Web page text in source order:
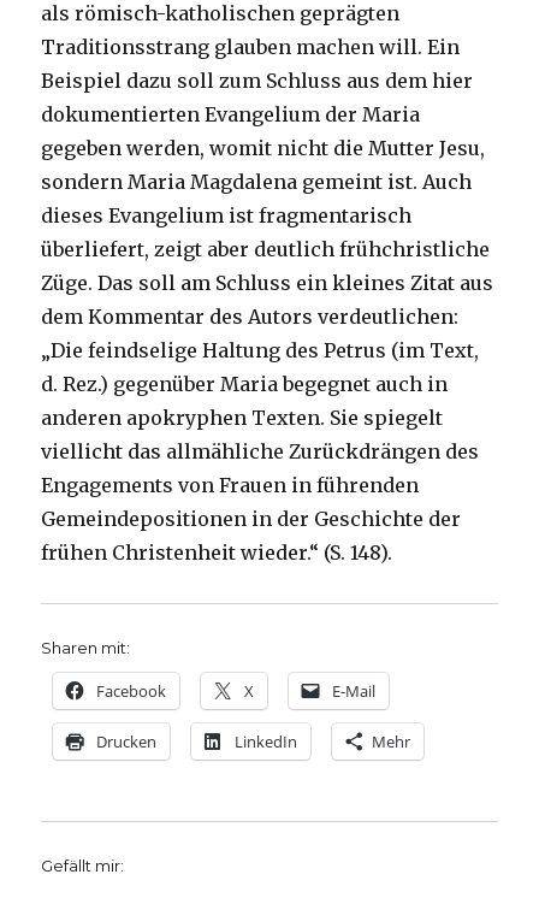
als römisch-katholischen geprägten
Traditionsstrang glauben machen will. Ein
Beispiel dazu soll zum Schluss aus dem hier
dokumentierten Evangelium der Maria
gegeben werden, womit nicht die Mutter Jesu,
sondern Maria Magdalena gemeint ist. Auch
dieses Evangelium ist fragmentarisch
überliefert, zeigt aber deutlich frühchristliche
Züge. Das soll am Schluss ein kleines Zitat aus
dem Kommentar des Autors verdeutlichen:
„Die feindselige Haltung des Petrus (im Text,
d. Rez.) gegenüber Maria begegnet auch in
anderen apokryphen Texten. Sie spiegelt
viellicht das allmähliche Zurückdrängen des
Engagements von Frauen in führenden
Gemeindepositionen in der Geschichte der
frühen Christenheit wieder.“ (S. 148).
Sharen mit:
Facebook X E-Mail
Drucken LinkedIn Mehr
Gefällt mir: